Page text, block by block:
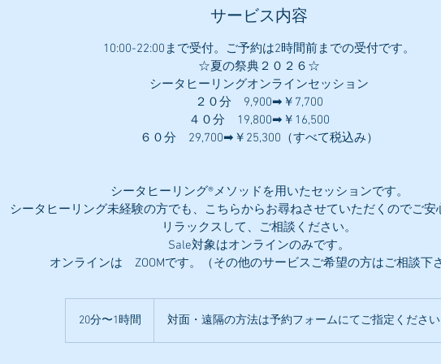
サービス内容
10:00-22:00まで受付。ご予約は2時間前までの受付です。
☆夏の祭典２０２６☆
シータヒーリングオンラインセッション
２０分 9,900➡￥7,700
４０分 19,800➡￥16,500
６０分 29,700➡￥25,300（すべて税込み）
シータヒーリング®メソッドを用いたセッションです。
シータヒーリング未経験の方でも、こちらからお尋ねさせていただくのでご安
リラックスして、ご相談ください。
Sale対象はオンラインのみです。
20分〜1時間 対面・遠隔の方法は予約フォームにてご指定ください